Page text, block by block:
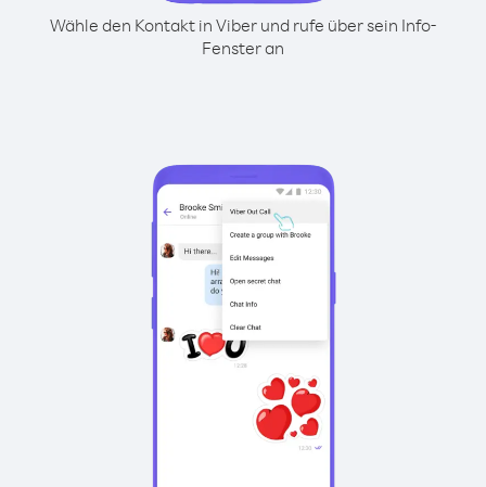
Wähle den Kontakt in Viber und rufe über sein Info-
Fenster an